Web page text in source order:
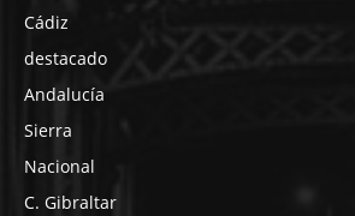
Cádiz
destacado
Andalucía
Sierra
Nacional
C. Gibraltar